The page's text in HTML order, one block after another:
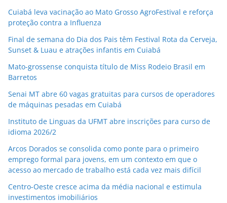
Cuiabá leva vacinação ao Mato Grosso AgroFestival e reforça
proteção contra a Influenza
Final de semana do Dia dos Pais têm Festival Rota da Cerveja,
Sunset & Luau e atrações infantis em Cuiabá
Mato-grossense conquista título de Miss Rodeio Brasil em
Barretos
Senai MT abre 60 vagas gratuitas para cursos de operadores
de máquinas pesadas em Cuiabá
Instituto de Linguas da UFMT abre inscrições para curso de
idioma 2026/2
Arcos Dorados se consolida como ponte para o primeiro
emprego formal para jovens, em um contexto em que o
acesso ao mercado de trabalho está cada vez mais difícil
Centro-Oeste cresce acima da média nacional e estimula
investimentos imobiliários